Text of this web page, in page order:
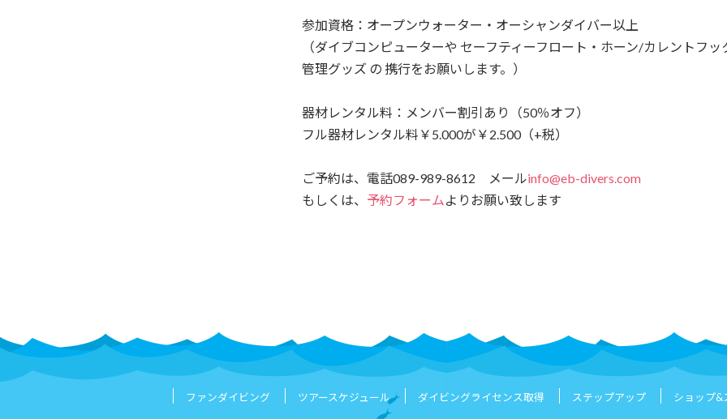
参加資格：オープンウォーター・オーシャンダイバー以上
（ダイブコンピューターや セーフティーフロート・ホーン/カレントフッ
管理グッズ の 携行をお願いします。）
器材レンタル料：メンバー割引あり（50％オフ）
フル器材レンタル料￥5.000が￥2.500（+税）
ご予約は、電話089-989-8612 メールinfo@eb-divers.com
もしくは、 予約フォームよりお願い致します
ファンダイビング ツアースケジュール ダイビングライセンス取得 ステップアップ ショップ&